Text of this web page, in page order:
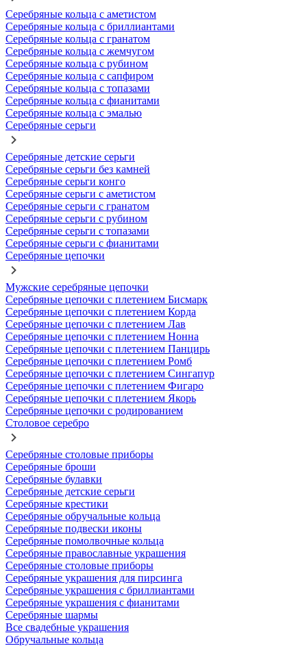
Серебряные кольца с аметистом
Серебряные кольца с бриллиантами
Серебряные кольца с гранатом
Серебряные кольца с жемчугом
Серебряные кольца с рубином
Серебряные кольца с сапфиром
Серебряные кольца с топазами
Серебряные кольца с фианитами
Серебряные кольца с эмалью
Серебряные серьги
Серебряные детские серьги
Серебряные серьги без камней
Серебряные серьги конго
Серебряные серьги с аметистом
Серебряные серьги с гранатом
Серебряные серьги с рубином
Серебряные серьги с топазами
Серебряные серьги с фианитами
Серебряные цепочки
Мужские серебряные цепочки
Серебряные цепочки с плетением Бисмарк
Серебряные цепочки с плетением Корда
Серебряные цепочки с плетением Лав
Серебряные цепочки с плетением Нонна
Серебряные цепочки с плетением Панцирь
Серебряные цепочки с плетением Ромб
Серебряные цепочки с плетением Сингапур
Серебряные цепочки с плетением Фигаро
Серебряные цепочки с плетением Якорь
Серебряные цепочки с родированием
Столовое серебро
Серебряные столовые приборы
Серебряные броши
Серебряные булавки
Серебряные детские серьги
Серебряные крестики
Серебряные обручальные кольца
Серебряные подвески иконы
Серебряные помолвочные кольца
Серебряные православные украшения
Серебряные столовые приборы
Серебряные украшения для пирсинга
Серебряные украшения с бриллиантами
Серебряные украшения с фианитами
Серебряные шармы
Все свадебные украшения
Обручальные кольца